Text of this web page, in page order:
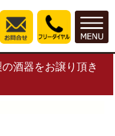
酒器をお譲り頂き